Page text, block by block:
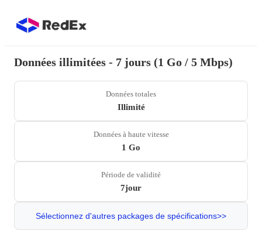
Données illimitées - 7 jours (1 Go / 5 Mbps)
Données totales
Illimité
Données à haute vitesse
1 Go
Période de validité
7jour
Sélectionnez d'autres packages de spécifications>>